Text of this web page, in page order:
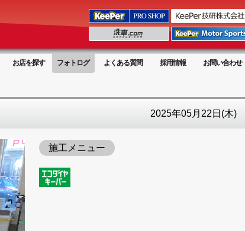
お店を探す フォトログ よくある質問 採用情報 お問い合わせ
2025年05月22日(木)
施工メニュー